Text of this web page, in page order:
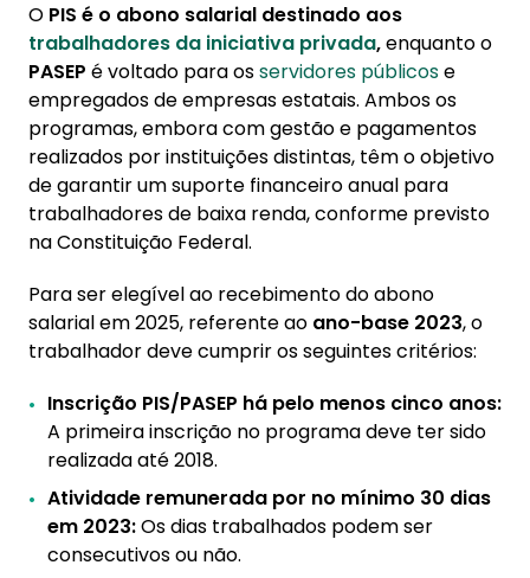
2. Como consultar o PIS/PASEP 2025?
3. Calendário PIS/PASEP 2025: unificado e
atualizado
4. Qual o valor do PIS/PASEP em 2025?
5. Problemas com o PIS/PASEP: o que fazer se
não recebi ou o valor veio errado?
O PIS é o abono salarial destinado aos
trabalhadores da iniciativa privada,enquanto o
PASEP é voltado para osservidores públicose
empregados de empresas estatais. Ambos os
programas, embora com gestão e pagamentos
realizados por instituições distintas, têm o objetivo
de garantir um suporte financeiro anual para
trabalhadores de baixa renda, conforme previsto
na Constituição Federal.
Para ser elegível ao recebimento do abono
salarial em 2025, referente ao ano-base 2023, o
trabalhador deve cumprir os seguintes critérios:
Inscrição PIS/PASEP há pelo menos cinco anos:
A primeira inscrição no programa deve ter sido
realizada até 2018.
Atividade remunerada por no mínimo 30 dias
em 2023:Os dias trabalhados podem ser
consecutivos ou não.